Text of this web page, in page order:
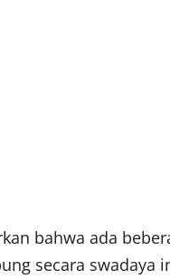
bahwa ada
secara swadaya